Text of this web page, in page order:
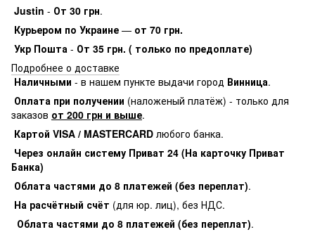
Justin - От 30 грн.
Курьером по Украине — от 70 грн.
Укр Пошта - От 35 грн. ( только по предоплате)
Подробнее о доставке
Наличными - в нашем пункте выдачи город Винница.
Оплата при получении (наложеный платёж) - только для
заказов от 200 грн и выше.
Картой VISA / MASTERCARD любого банка.
Через онлайн систему Приват 24 (На карточку Приват
Банка)
Облата частями до 8 платежей (без переплат).
На расчётный счёт (для юр. лиц), без НДС.
Облата частями до 8 платежей (без переплат).